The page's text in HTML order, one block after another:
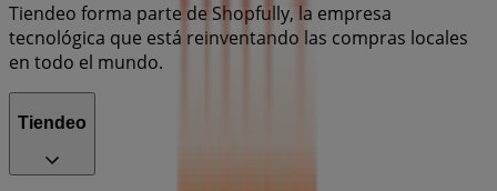
Tiendeo forma parte de Shopfully, la empresa
tecnológica que está reinventando las compras locales
en todo el mundo.
Tiendeo